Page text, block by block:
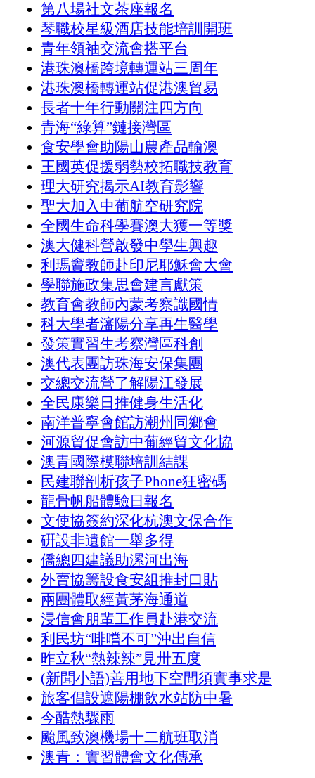
第八場社文茶座報名
琴職校星級酒店技能培訓開班
青年領袖交流會搭平台
港珠澳橋跨境轉運站三周年
港珠澳橋轉運站促港澳貿易
長者十年行動關注四方向
青海“綠算”鏈接灣區
食安學會助陽山農產品輸澳
王國英促援弱勢校拓職技教育
理大研究揭示AI教育影響
聖大加入中葡航空研究院
全國生命科學賽澳大獲一等獎
澳大健科營啟發中學生興趣
利瑪竇教師赴印尼耶穌會大會
學聯施政集思會建言獻策
教育會教師內蒙考察識國情
科大學者瀋陽分享再生醫學
發策實習生考察灣區科創
澳代表團訪珠海安保集團
交總交流營了解陽江發展
全民康樂日推健身生活化
南洋普寧會館訪潮州同鄉會
河源貿促會訪中葡經貿文化協
澳青國際模聯培訓結課
民建聯剖析孩子Phone狂密碼
龍骨帆船體驗日報名
文使協簽約深化杭澳文保合作
硏設非遺館一舉多得
僑總四建議助漯河出海
外賣協籌設食安組推封口貼
兩團體取經黃茅海通道
浸信會朋輩工作員赴港交流
利民坊“啡嚐不可”沖出自信
昨立秋“熱辣辣”見卅五度
(新聞小語)善用地下空間須實事求是
旅客倡設遮陽棚飲水站防中暑
今酷熱驟雨
颱風致澳機場十二航班取消
澳青：實習體會文化傳承